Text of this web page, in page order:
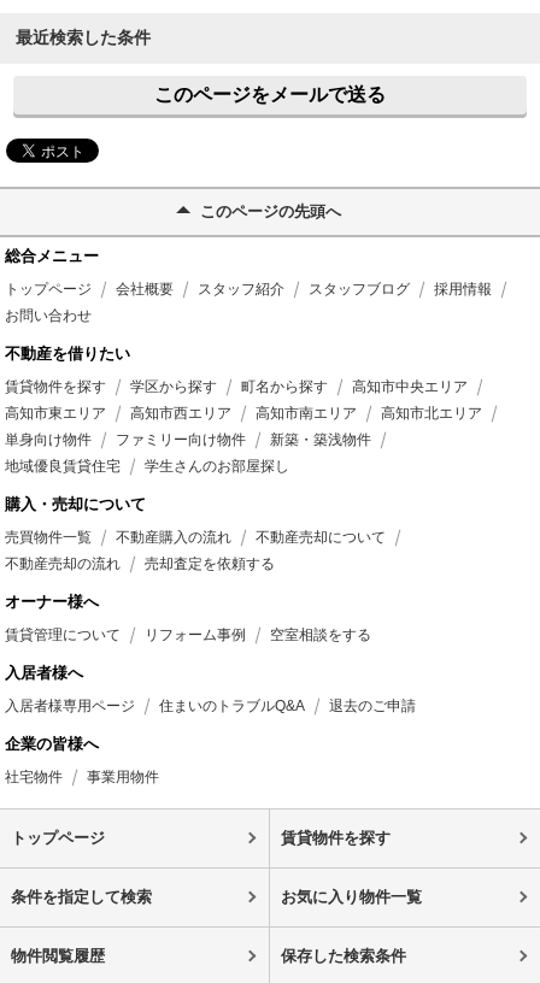
最近検索した条件
このページをメールで送る
このページの先頭へ
総合メニュー
トップページ 会社概要 スタッフ紹介 スタッフブログ
採用情報
お問い合わせ
不動産を借りたい
賃貸物件を探す 学区から探す 町名から探す
高知市中央エリア
高知市東エリア
高知市西エリア 高知市南エリア
高知市北エリア
単身向け物件
ファミリー向け物件
新築・築浅物件
地域優良賃貸住宅
学生さんのお部屋探し
購入・売却について
売買物件一覧 不動産購入の流れ
不動産売却について
不動産売却の流れ
売却査定を依頼する
オーナー様へ
賃貸管理について リフォーム事例 空室相談をする
入居者様へ
入居者様専用ページ 住まいのトラブルQ&A 退去のご申請
企業の皆様へ
社宅物件 事業用物件
トップページ 賃貸物件を探す
条件を指定して検索 お気に入り物件一覧
物件閲覧履歴 保存した検索条件